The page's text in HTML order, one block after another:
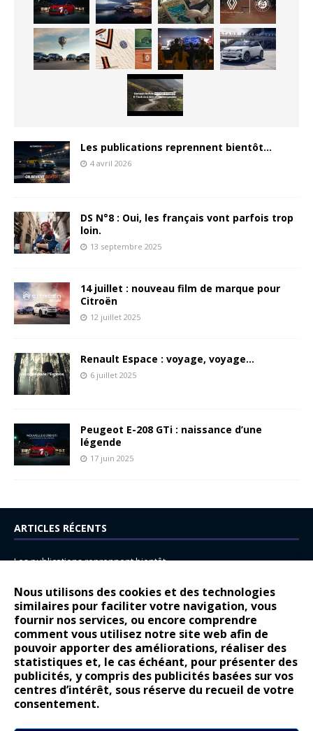
Nous utilisons des cookies et des technologies
similaires pour faciliter votre navigation, vous
fournir nos services, ou encore comprendre
comment vous utilisez notre site web afin de
pouvoir apporter des améliorations, réaliser des
statistiques et, le cas échéant, pour présenter des
publicités, y compris des publicités basées sur vos
centres d’intérêt, sous réserve du recueil de votre
consentement.
Les publications reprennent bientôt…
4 avril 2026
DS N°8 : Oui, les français vont parfois trop
loin.
13 septembre 2025
14 juillet : nouveau film de marque pour
Citroën
12 juillet 2025
Renault Espace : voyage, voyage…
6 juillet 2025
Peugeot E-208 GTi : naissance d’une
légende
17 juin 2025
ARTICLES RÉCENTS
Les publications reprennent bientôt…
14 juillet : nouveau film de marque pour Citroën
Renault Espace : voyage, voyage…
Peugeot E-208 GTi : naissance d’une légende
COMMENTAIRES RÉCENTS
Bernard Dardartdans